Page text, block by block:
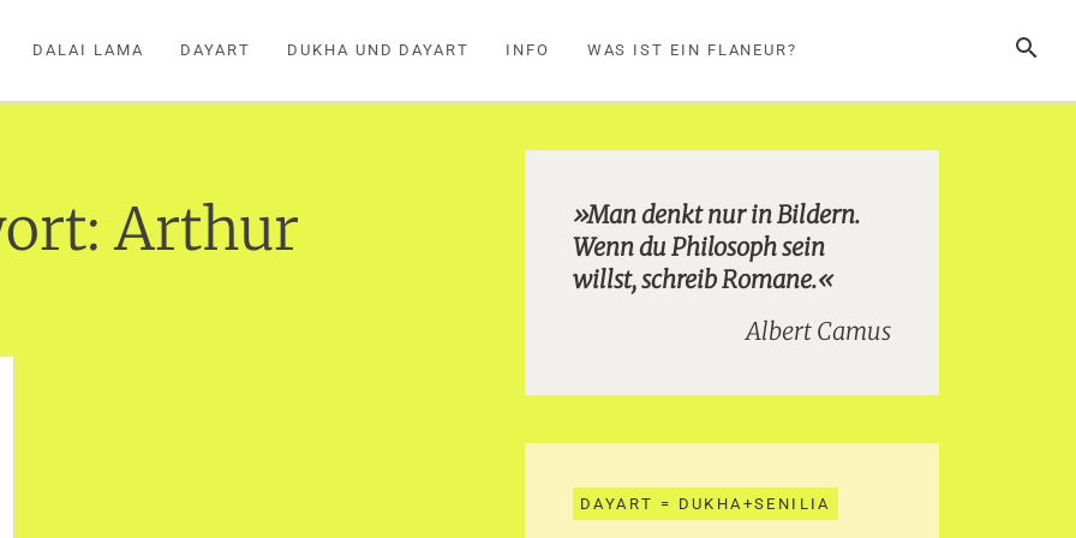
SUCHE
DALAI LAMA DAYART DUKHA UND DAYART INFO WAS IST EIN FLANEUR?
Arthur
»Man denkt nur in Bildern.
Wenn du Philosoph sein
willst, schreib Romane.«
Albert Camus
DAYART = DUKHA+SENILIA